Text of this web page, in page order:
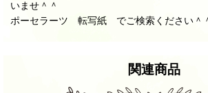
いませ＾＾
ポーセラーツ 転写紙 でご検索ください＾
関連商品